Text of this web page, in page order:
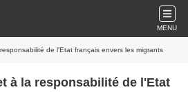
MENU
de l'Etat français envers les migrants
à la responsabilité de l'Etat